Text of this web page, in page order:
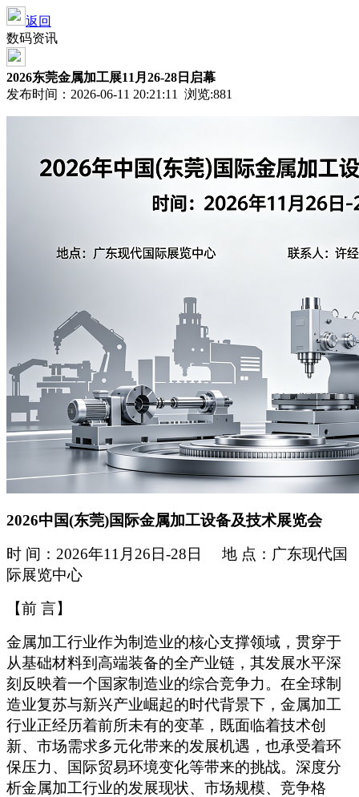
返回
数码资讯
2026东莞金属加工展11月26-28日启幕
发布时间：2026-06-11 20:21:11 浏览:881
2026中国(东莞)国际金属加工设备及技术展览会
时 间：2026年11月26日-28日 地 点：广东现代国
际展览中心
【前 言】
金属加工行业作为制造业的核心支撑领域，贯穿于
从基础材料到高端装备的全产业链，其发展水平深
刻反映着一个国家制造业的综合竞争力。在全球制
造业复苏与新兴产业崛起的时代背景下，金属加工
行业正经历着前所未有的变革，既面临着技术创
新、市场需求多元化带来的发展机遇，也承受着环
保压力、国际贸易环境变化等带来的挑战。深度分
析金属加工行业的发展现状、市场规模、竞争格